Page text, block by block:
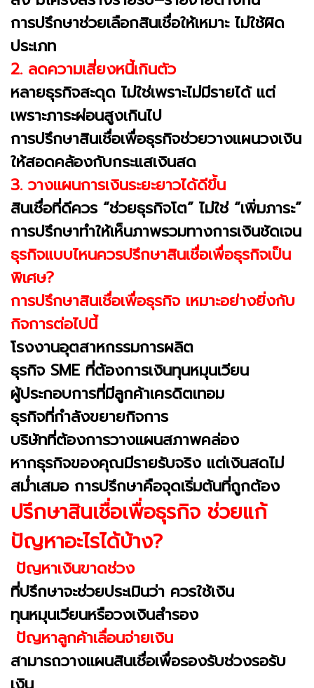
การปรึกษาช่วยเลือกสินเชื่อให้เหมาะ ไม่ใช้ผิด
ประเภท
2. ลดความเสี่ยงหนี้เกินตัว
หลายธุรกิจสะดุด ไม่ใช่เพราะไม่มีรายได้ แต่
เพราะภาระผ่อนสูงเกินไป
การปรึกษาสินเชื่อเพื่อธุรกิจช่วยวางแผนวงเงิน
ให้สอดคล้องกับกระแสเงินสด
3. วางแผนการเงินระยะยาวได้ดีขึ้น
สินเชื่อที่ดีควร “ช่วยธุรกิจโต” ไม่ใช่ “เพิ่มภาระ”
การปรึกษาทำให้เห็นภาพรวมทางการเงินชัดเจน
ธุรกิจแบบไหนควรปรึกษาสินเชื่อเพื่อธุรกิจเป็น
พิเศษ?
การปรึกษาสินเชื่อเพื่อธุรกิจ เหมาะอย่างยิ่งกับ
กิจการต่อไปนี้
โรงงานอุตสาหกรรมการผลิต
ธุรกิจ SME ที่ต้องการเงินทุนหมุนเวียน
ผู้ประกอบการที่มีลูกค้าเครดิตเทอม
ธุรกิจที่กำลังขยายกิจการ
บริษัทที่ต้องการวางแผนสภาพคล่อง
หากธุรกิจของคุณมีรายรับจริง แต่เงินสดไม่
สม่ำเสมอ การปรึกษาคือจุดเริ่มต้นที่ถูกต้อง
ปรึกษาสินเชื่อเพื่อธุรกิจ ช่วยแก้
ปัญหาอะไรได้บ้าง?
ปัญหาเงินขาดช่วง
ที่ปรึกษาจะช่วยประเมินว่า ควรใช้เงิน
ทุนหมุนเวียนหรือวงเงินสำรอง
ปัญหาลูกค้าเลื่อนจ่ายเงิน
สามารถวางแผนสินเชื่อเพื่อรองรับช่วงรอรับ